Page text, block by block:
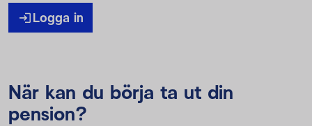
Logga in
När kan du börja ta ut din
pension?